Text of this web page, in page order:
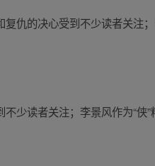
复仇的决心受到不少读者关注
少读者关注；李景风作为“侠”